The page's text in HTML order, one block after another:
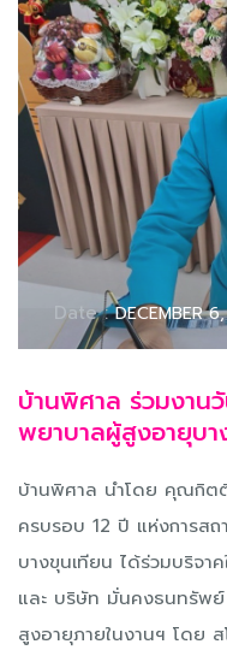
Date :DECEMBER
บ้านพิศาล ร่วมงาน
พยาบาลผู้สูงอายุบ
บ้านพิศาล นำโดย คุณกิต
ครบรอบ 12 ปี แห่งการส
บางขุนเทียน ได้ร่วมบริจ
และ บริษัท มั่นคงธนทรัพ
สูงอายุภายในงานฯ โดย